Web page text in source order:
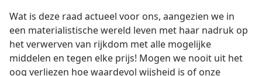
Wat is deze raad actueel voor ons, aangezien we in
een materialistische wereld leven met haar nadruk op
het verwerven van rijkdom met alle mogelijke
middelen en tegen elke prijs! Mogen we nooit uit het
oog verliezen hoe waardevol wijsheid is of onze